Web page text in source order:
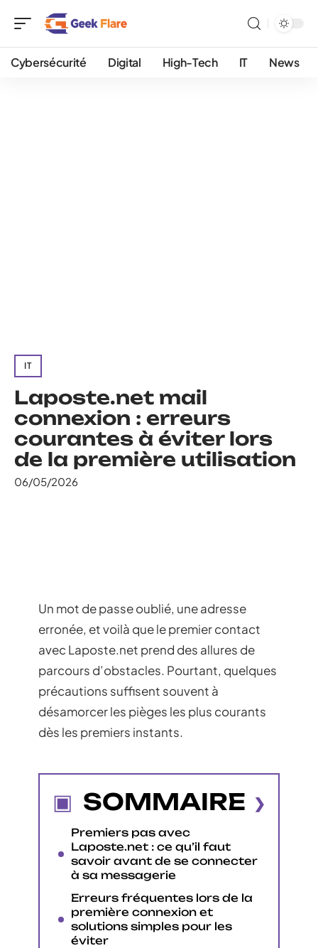
Cybersécurité Digital High-Tech IT News
IT
Laposte.net mail
connexion : erreurs
courantes à éviter lors
de la première utilisation
06/05/2026
Un mot de passe oublié, une adresse
erronée, et voilà que le premier contact
avec Laposte.net prend des allures de
parcours d’obstacles. Pourtant, quelques
précautions suffisent souvent à
désamorcer les pièges les plus courants
dès les premiers instants.
SOMMAIRE
Premiers pas avec
Laposte.net : ce qu’il faut
savoir avant de se connecter
à sa messagerie
Erreurs fréquentes lors de la
première connexion et
solutions simples pour les
éviter